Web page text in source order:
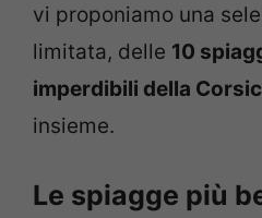
vi proponiamo una
limitata, delle 10
imperdibili della
insieme.
Le spiagge più